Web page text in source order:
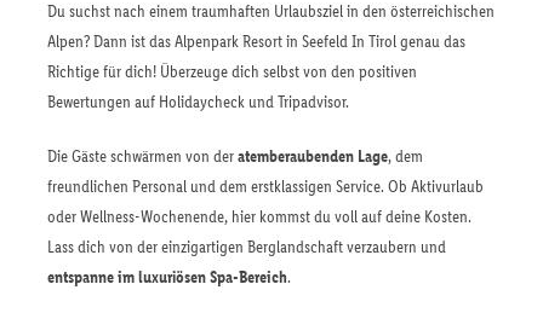
Du suchst nach einem traumhaften Urlaubsziel in den österreichischen
Alpen? Dann ist das Alpenpark Resort in Seefeld In Tirol genau das
Richtige für dich! Überzeuge dich selbst von den positiven
Bewertungen auf Holidaycheck und Tripadvisor.
Die Gäste schwärmen von deratemberaubenden Lage, dem
freundlichen Personal und dem erstklassigen Service. Ob Aktivurlaub
oder Wellness-Wochenende, hier kommst du voll auf deine Kosten.
Lass dich von der einzigartigen Berglandschaft verzaubern und
entspanne im luxuriösen Spa-Bereich.